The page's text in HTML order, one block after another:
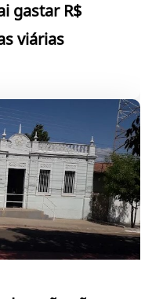
gastar R$
viárias